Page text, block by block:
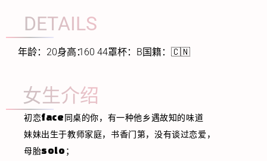
DETAILS
年龄： 20身高：160 44罩杯： B 国籍： 🇨🇳
女生介绍
初恋face同桌的你，有一种他乡遇故知的味道
妹妹出生于教师家庭，书香门第，没有谈过恋爱，
母胎solo；